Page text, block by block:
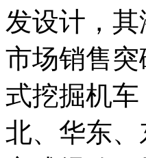
发设计，
市场销售
式挖掘机
北、华东